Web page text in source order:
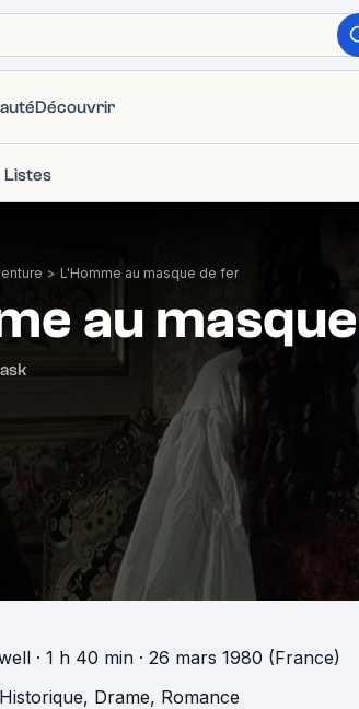
Découvrir
Listes
> L'Homme au masque de fer
au
· 1 h 40 min · 26 mars 1980 (France)
Historique, Drame, Romance